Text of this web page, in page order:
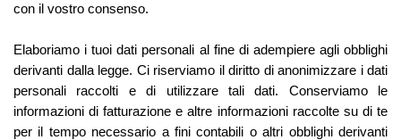
con il vostro consenso.
Elaboriamo i tuoi dati personali al fine di adempiere agli obblighi
derivanti dalla legge. Ci riserviamo il diritto di anonimizzare i dati
personali raccolti e di utilizzare tali dati. Conserviamo le
informazioni di fatturazione e altre informazioni raccolte su di te
per il tempo necessario a fini contabili o altri obblighi derivanti